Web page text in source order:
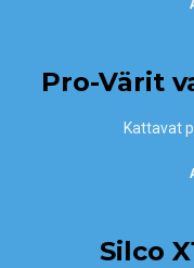
Pro-Värit
Kattavat
Silco